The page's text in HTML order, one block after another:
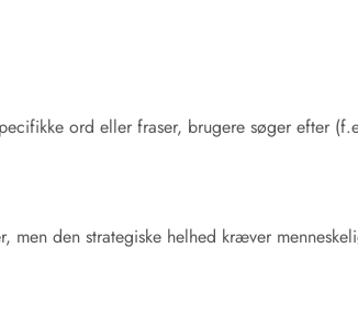
ord eller fraser, brugere søger efter
men den strategiske helhed kræver